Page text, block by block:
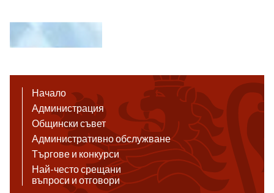
Начало
Администрация
Общински съвет
Административно обслужване
Търгове и конкурси
Най-често срещани
въпроси и отговори